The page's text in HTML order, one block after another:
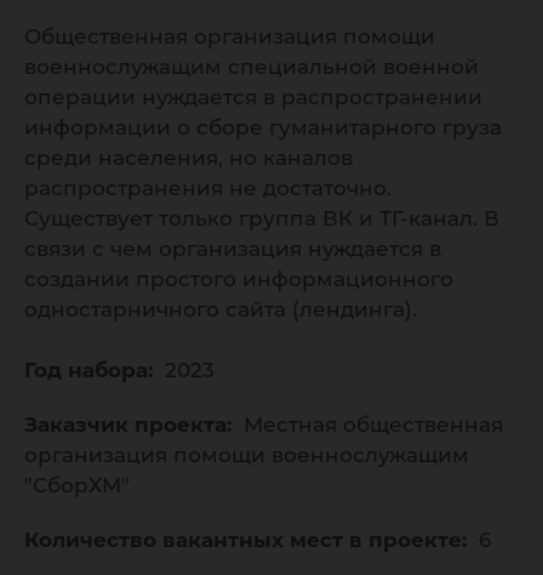
Общественная организация помощи
военнослужащим специальной военной
операции нуждается в распространении
информации о сборе гуманитарного груза
среди населения, но каналов
распространения не достаточно.
Существует только группа ВК и ТГ-канал. В
связи с чем организация нуждается в
создании простого информационного
одностарничного сайта (лендинга).
Год набора: 2023
Заказчик проекта:
Местная общественная
организация помощи военнослужащим
"СборХМ"
Количество вакантных мест в проекте: 6